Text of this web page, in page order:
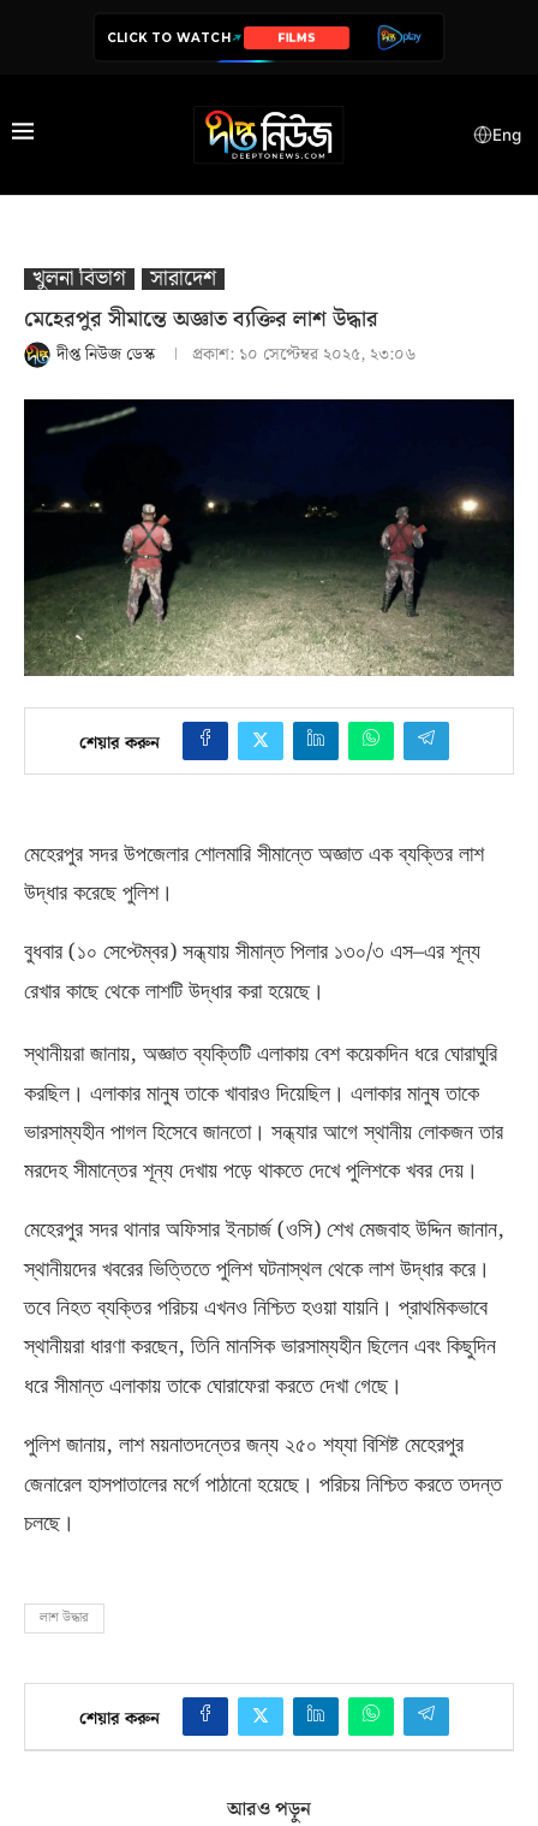
CLICK TO WATCH SERIES
Eng
খুলনা বিভাগ
সারাদেশ
মেহেরপুর সীমান্তে অজ্ঞাত ব্যক্তির লাশ উদ্ধার
দীপ্ত নিউজ ডেস্ক প্রকাশ: ১০ সেপ্টেম্বর ২০২৫, ২৩:০৬
শেয়ার করুন
মেহেরপুর সদর উপজেলার শোলমারি সীমান্তে অজ্ঞাত এক ব্যক্তির লাশ
উদ্ধার করেছে পুলিশ।
বুধবার (১০ সেপ্টেম্বর) সন্ধ্যায় সীমান্ত পিলার ১৩০/৩ এস–এর শূন্য
রেখার কাছে থেকে লাশটি উদ্ধার করা হয়েছে।
স্থানীয়রা জানায়, অজ্ঞাত ব্যক্তিটি এলাকায় বেশ কয়েকদিন ধরে ঘোরাঘুরি
করছিল। এলাকার মানুষ তাকে খাবারও দিয়েছিল। এলাকার মানুষ তাকে
ভারসাম্যহীন পাগল হিসেবে জানতো। সন্ধ্যার আগে স্থানীয় লোকজন তার
মরদেহ সীমান্তের শূন্য দেখায় পড়ে থাকতে দেখে পুলিশকে খবর দেয়।
মেহেরপুর সদর থানার অফিসার ইনচার্জ (ওসি) শেখ মেজবাহ উদ্দিন জানান,
স্থানীয়দের খবরের ভিত্তিতে পুলিশ ঘটনাস্থল থেকে লাশ উদ্ধার করে।
তবে নিহত ব্যক্তির পরিচয় এখনও নিশ্চিত হওয়া যায়নি। প্রাথমিকভাবে
স্থানীয়রা ধারণা করছেন, তিনি মানসিক ভারসাম্যহীন ছিলেন এবং কিছুদিন
ধরে সীমান্ত এলাকায় তাকে ঘোরাফেরা করতে দেখা গেছে।
পুলিশ জানায়, লাশ ময়নাতদন্তের জন্য ২৫০ শয্যা বিশিষ্ট মেহেরপুর
জেনারেল হাসপাতালের মর্গে পাঠানো হয়েছে। পরিচয় নিশ্চিত করতে তদন্ত
চলছে।
লাশ উদ্ধার
শেয়ার করুন
আরও পড়ুন